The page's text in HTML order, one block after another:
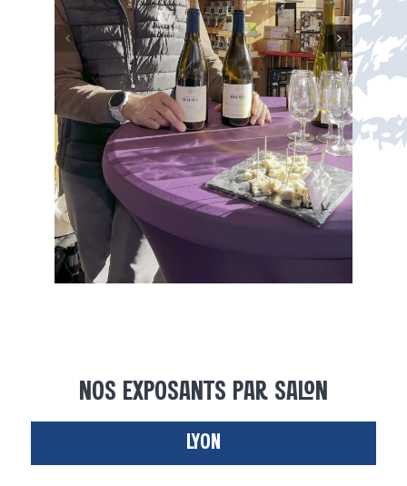
NOS EXPOSANTS PAR SALON
LYON